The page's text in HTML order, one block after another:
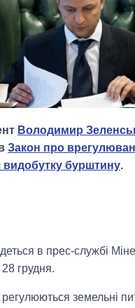
Володимир
Закон про
видобутку бурштину.
в прес-службі
28 грудня.
земельні